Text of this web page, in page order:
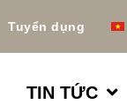
Tuyển dụng
TIN TỨC